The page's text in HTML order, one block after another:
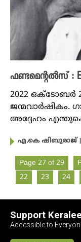
ഫണ്ടമെന്റൽസ് :
2022 ഒക്ടോബർ
ജന്മവാർഷികം.
അദ്ദേഹം
എ.കെ ഷിബുരാജ്
Page 27 of 29
22
23 24
Support
Accessible to